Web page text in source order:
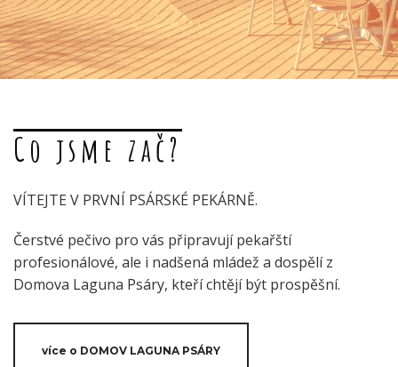
Co jsme zač?
VÍTEJTE V PRVNÍ PSÁRSKÉ PEKÁRNĚ.
Čerstvé pečivo pro vás připravují pekařští
profesionálové, ale i nadšená mládež a dospělí z
Domova Laguna Psáry, kteří chtějí být prospěšní.
více o DOMOV LAGUNA PSÁRY